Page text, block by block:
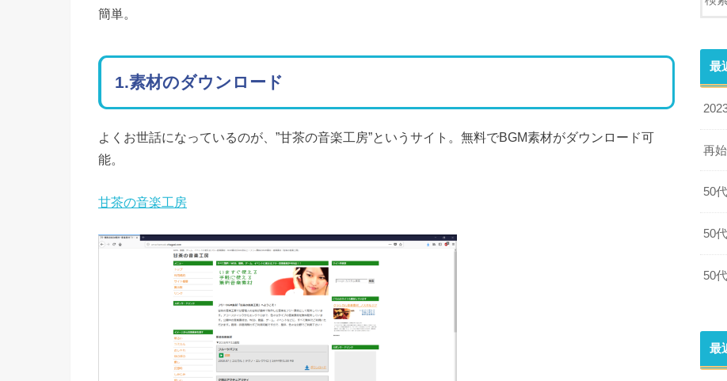
簡単。
1.素材のダウンロード
よくお世話になっているのが、”甘茶の音楽工房”というサイト。無料でBGM素材がダウンロード可
能。
甘茶の音楽工房
最
再
50
50
50
最